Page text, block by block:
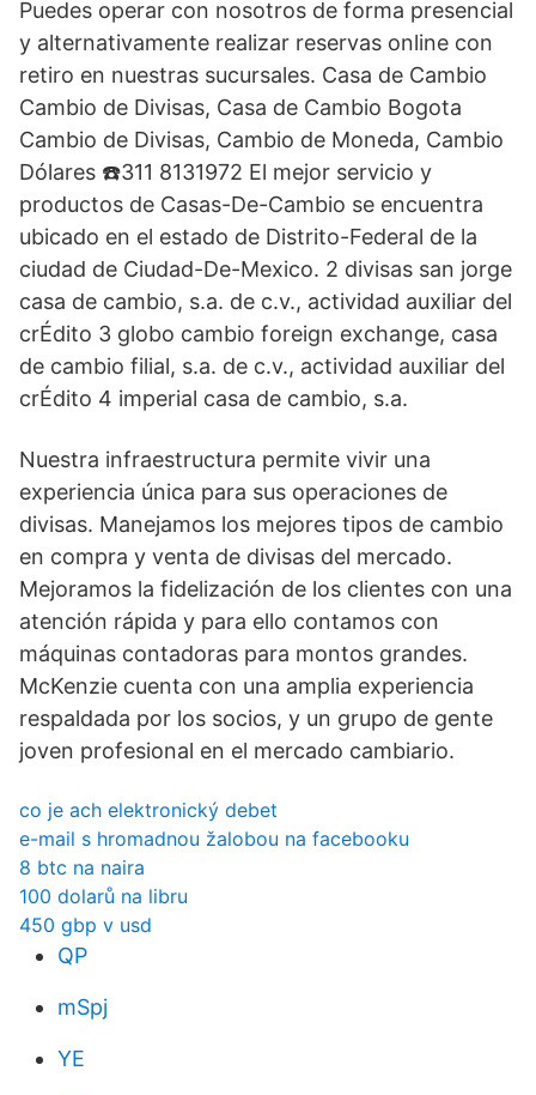
Puedes operar con nosotros de forma presencial
y alternativamente realizar reservas online con
retiro en nuestras sucursales. Casa de Cambio
Cambio de Divisas, Casa de Cambio Bogota
Cambio de Divisas, Cambio de Moneda, Cambio
Dólares ☎️311 8131972 El mejor servicio y
productos de Casas-De-Cambio se encuentra
ubicado en el estado de Distrito-Federal de la
ciudad de Ciudad-De-Mexico. 2 divisas san jorge
casa de cambio, s.a. de c.v., actividad auxiliar del
crÉdito 3 globo cambio foreign exchange, casa
de cambio filial, s.a. de c.v., actividad auxiliar del
crÉdito 4 imperial casa de cambio, s.a.
Nuestra infraestructura permite vivir una
experiencia única para sus operaciones de
divisas. Manejamos los mejores tipos de cambio
en compra y venta de divisas del mercado.
Mejoramos la fidelización de los clientes con una
atención rápida y para ello contamos con
máquinas contadoras para montos grandes.
McKenzie cuenta con una amplia experiencia
respaldada por los socios, y un grupo de gente
joven profesional en el mercado cambiario.
co je ach elektronický debet
e-mail s hromadnou žalobou na facebooku
8 btc na naira
100 dolarů na libru
450 gbp v usd
QP
mSpj
YE